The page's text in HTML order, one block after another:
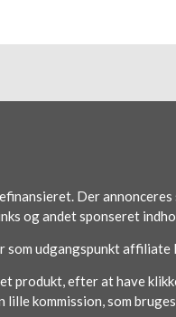
Der annonceres
og andet sponseret
som udgangspunkt affiliate
produkt, efter at have
lille kommission, som